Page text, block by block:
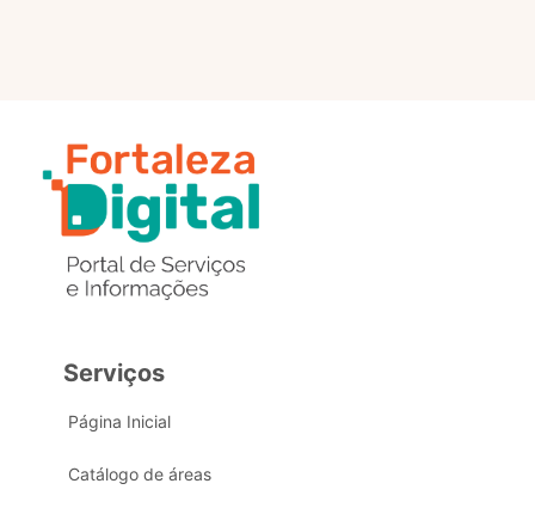
Serviços
Página Inicial
Catálogo de áreas